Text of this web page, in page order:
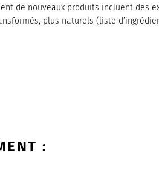
de nouveaux produits incluent des
plus naturels (liste
: